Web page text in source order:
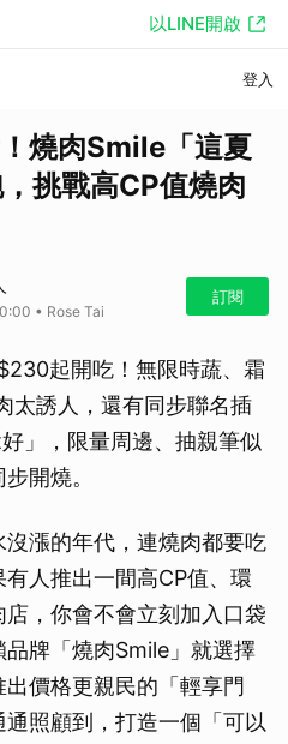
以LINE開啟
登入
燒肉Smile「這夏
挑戰高CP值燒肉
• Rose Tai
訂閱
起開吃！無限時蔬、霜
太誘人，還有同步聯名插
」，限量周邊、抽親筆似
開燒。
漲的年代，連燒肉都要吃
人推出一間高CP值、環
，你會不會立刻加入口袋
牌「燒肉Smile」就選擇
價格更親民的「輕享門
照顧到，打造一個「可以